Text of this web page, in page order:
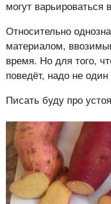
могут варьироваться
Относительно
материалом,
время. Но для того,
поведёт, надо не один
Писать буду про